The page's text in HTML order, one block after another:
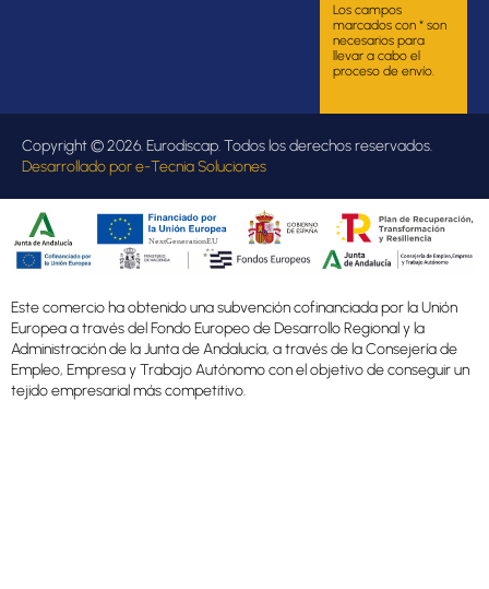
Los campos
marcados con * son
necesarios para
llevar a cabo el
proceso de envío.
Copyright © 2026. Eurodiscap. Todos los derechos reservados.
Desarrollado pore-Tecnia Soluciones
Este comercio ha obtenido una subvención cofinanciada por la Unión
Europea a través del Fondo Europeo de Desarrollo Regional y la
Administración de la Junta de Andalucía, a través de la Consejería de
Empleo, Empresa y Trabajo Autónomo con el objetivo de conseguir un
tejido empresarial más competitivo.